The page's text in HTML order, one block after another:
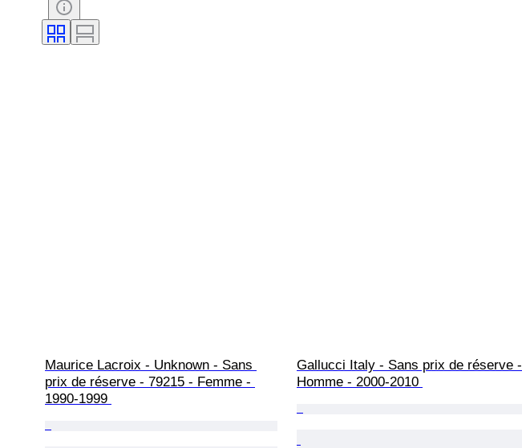
Maurice Lacroix - Unknown - Sans
prix de réserve - 79215 - Femme -
1990-1999
Gallucci Italy - Sans prix de réserve -
Homme - 2000-2010